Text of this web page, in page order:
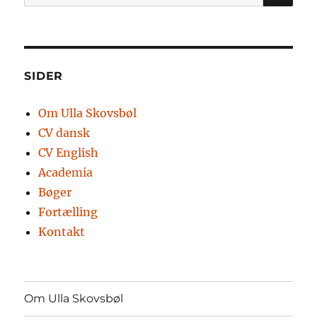
efter:
SIDER
Om Ulla Skovsbøl
CV dansk
CV English
Academia
Bøger
Fortælling
Kontakt
Om Ulla Skovsbøl